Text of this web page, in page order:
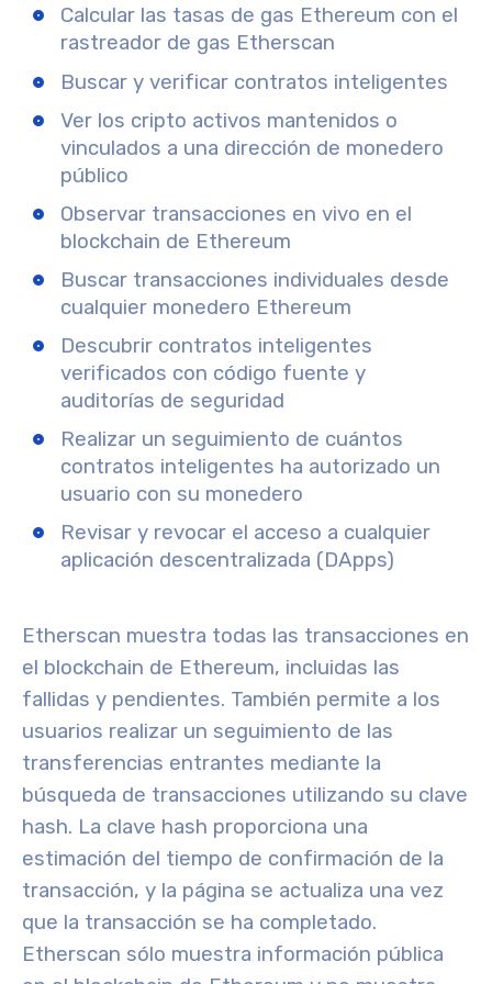
Calcular las tasas de gas Ethereum con el
rastreador de gas Etherscan
Buscar y verificar contratos inteligentes
Ver los cripto activos mantenidos o
vinculados a una dirección de monedero
público
Observar transacciones en vivo en el
blockchain de Ethereum
Buscar transacciones individuales desde
cualquier monedero Ethereum
Descubrir contratos inteligentes
verificados con código fuente y
auditorías de seguridad
Realizar un seguimiento de cuántos
contratos inteligentes ha autorizado un
usuario con su monedero
Revisar y revocar el acceso a cualquier
aplicación descentralizada (DApps)
Etherscan muestra todas las transacciones en
el blockchain de Ethereum, incluidas las
fallidas y pendientes. También permite a los
usuarios realizar un seguimiento de las
transferencias entrantes mediante la
búsqueda de transacciones utilizando su clave
hash. La clave hash proporciona una
estimación del tiempo de confirmación de la
transacción, y la página se actualiza una vez
que la transacción se ha completado.
Etherscan sólo muestra información pública